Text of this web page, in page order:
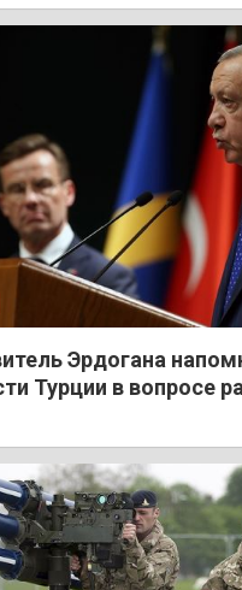
Эрдогана
Турции в вопросе